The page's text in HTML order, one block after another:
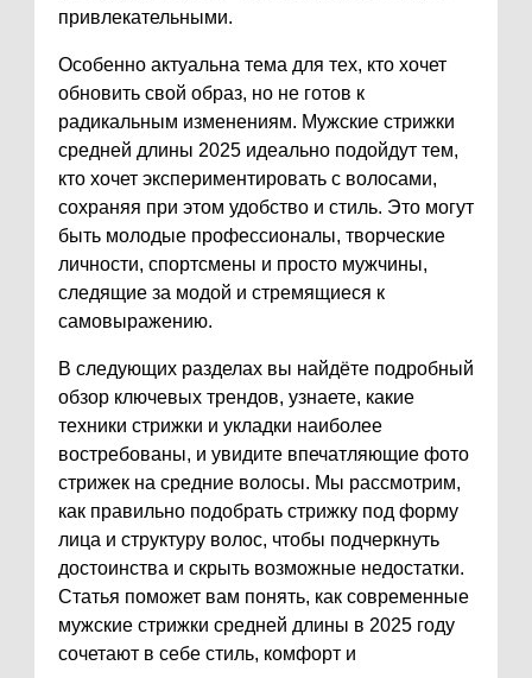
привлекательными.
Особенно актуальна тема для тех, кто хочет
обновить свой образ, но не готов к
радикальным изменениям. Мужские стрижки
средней длины 2025 идеально подойдут тем,
кто хочет экспериментировать с волосами,
сохраняя при этом удобство и стиль. Это могут
быть молодые профессионалы, творческие
личности, спортсмены и просто мужчины,
следящие за модой и стремящиеся к
самовыражению.
В следующих разделах вы найдёте подробный
обзор ключевых трендов, узнаете, какие
техники стрижки и укладки наиболее
востребованы, и увидите впечатляющие фото
стрижек на средние волосы. Мы рассмотрим,
как правильно подобрать стрижку под форму
лица и структуру волос, чтобы подчеркнуть
достоинства и скрыть возможные недостатки.
Статья поможет вам понять, как современные
мужские стрижки средней длины в 2025 году
сочетают в себе стиль, комфорт и